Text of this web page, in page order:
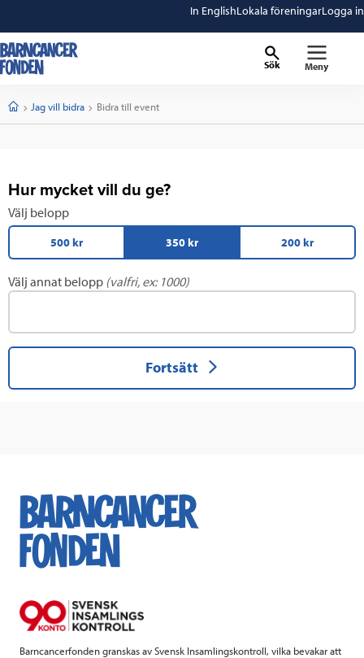
In EnglishLokala föreningarLogga in
Sök Meny
StartJag vill bidra Current:
Bidra till event
Hur mycket vill du ge?
Välj belopp
500 kr 350 kr 200 kr
Välj annat belopp (valfri, ex: 1000)
Klicka
för
Fortsätt
Barncancerfonden granskas av Svensk Insamlingskontroll, vilka bevakar att